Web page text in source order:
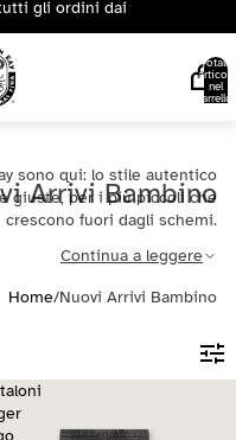
gli ordini dai
Totale
articoli
nel
carrello:
Arrivi Bambino
sono qui: lo stile autentico
giuste, per i più piccoli che
crescono fuori dagli schemi.
Continua a leggere
Home/Nuovi Arrivi Bambino